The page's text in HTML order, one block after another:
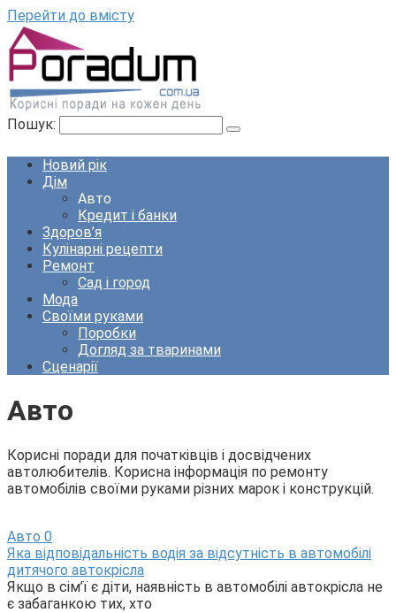
Перейти до вмісту
Пошук:
Новий рік
Дім
Авто
Кредит і банки
Здоров’я
Кулінарні рецепти
Ремонт
Сад і город
Мода
Своїми руками
Поробки
Догляд за тваринами
Сценарії
Авто
Корисні поради для початківців і досвідчених
автолюбителів. Корисна інформація по ремонту
автомобілів своїми руками різних марок і конструкцій.
Авто 0
Яка відповідальність водія за відсутність в автомобілі
дитячого автокрісла
Якщо в сім’ї є діти, наявність в автомобілі автокрісла не
є забаганкою тих, хто